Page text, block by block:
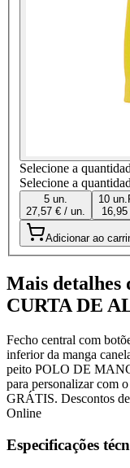
Selecione a
Selecione a
5 un.
27,57 € / un.
10 un.
Adicionar ao
Mais
CURTA DE
Fecho central com
inferior da manga
peito POLO DE
para personalizar com
GRÁTIS. Descontos
Online
Especificações